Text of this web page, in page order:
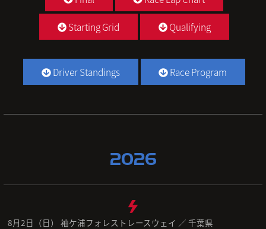
Starting Grid Qualifying
Driver Standings Race Program
2026
8月2日（日） 袖ケ浦フォレストレースウェイ ／ 千葉県